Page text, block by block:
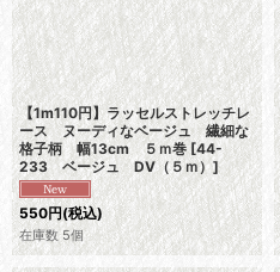
【1m110円】ラッセルストレッチレ
ース ヌーディなベージュ 繊細な
格子柄 幅13cm ５ｍ巻 [44-
233 ベージュ DV（５ｍ） ]
550円(税込)
在庫数 5個